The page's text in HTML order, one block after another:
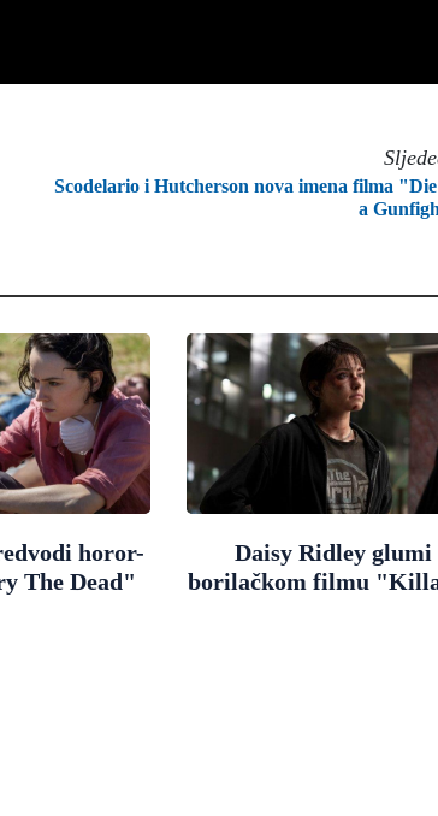
Scodelario i Hutcherson nova imena filma
a
horor-
The Dead"
Daisy Ridley glumi
borilačkom filmu